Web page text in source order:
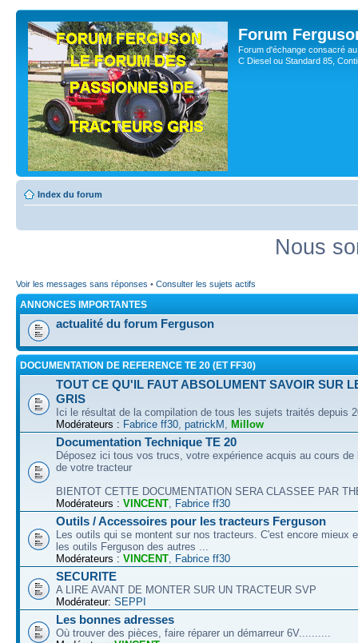
Forum
Forum d'échange consacré
C Diesel ou Standard 85,
Index du forum
Nous
Voir les messages sans réponses • Consulter les sujets actifs
ANNONCES IMPORTANTES
actualité du forum Ferguson
DOCUMENTATION DE REFERENCE TE 20 (ET FF30)
TOUT CE QU'IL FAUT ABSOLUMENT SAVOIR SUR
GRIS
Ici le résultat de la compilation de tous les sujets traités depuis
Modérateurs : Fabrice ff30 patrickM Millow
Documentation Technique TE 20
Déposez ici tous vos trucs, votre expérience acquis au cours de
de votre tracteur
BIENTOT CETTE DOCUMENTATION SERA CLASSEE PAR
Modérateurs : VINCENT Fabrice ff30
Outils / Accessoires pour les tracteurs Ferguson
Les outils qui se montent sur nos tracteurs. C'est encore mieux
les outils Ferguson des autres ...
Modérateurs : VINCENT Fabrice ff30
SECURITE
A LIRE AVANT DE MONTER SUR UN TRACTEUR SVP
Modérateur: SEPPI
Les bonnes adresses
Où trouver des pièces, faire réparer un démarreur 6V..........